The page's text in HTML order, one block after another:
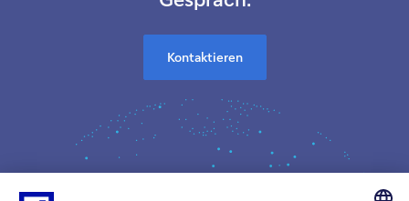
Kontaktieren